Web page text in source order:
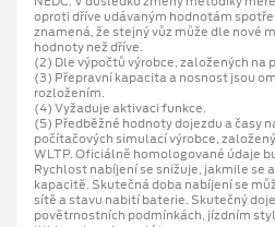
oproti dříve udávaným hodnotám
znamená, že stejný vůz může dle nové
hodnoty než dříve.
(2) Dle výpočtů výrobce, založených na
(3) Přepravní kapacita a nosnost jsou
rozložením.
(4) Vyžaduje aktivaci funkce.
(5) Předběžné hodnoty dojezdu a časy
počítačových simulací výrobce,
WLTP. Oficiálně homologované údaje
Rychlost nabíjení se snižuje, jakmile
kapacitě. Skutečná doba nabíjení se
sítě a stavu nabití baterie. Skutečný
povětrnostních podmínkách, jízdním